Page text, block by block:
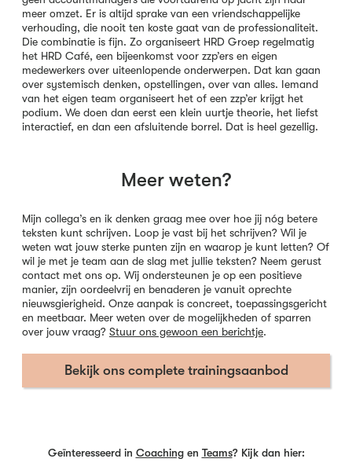
meer omzet. Er is altijd sprake van een vriendschappelijke
verhouding, die nooit ten koste gaat van de professionaliteit.
Die combinatie is fijn. Zo organiseert HRD Groep regelmatig
het HRD Café, een bijeenkomst voor zzp’ers en eigen
medewerkers over uiteenlopende onderwerpen. Dat kan gaan
over systemisch denken, opstellingen, over van alles. Iemand
van het eigen team organiseert het of een zzp’er krijgt het
podium. We doen dan eerst een klein uurtje theorie, het liefst
interactief, en dan een afsluitende borrel. Dat is heel gezellig.
Meer weten?
Mijn collega’s en ik denken graag mee over hoe jij nóg betere
teksten kunt schrijven. Loop je vast bij het schrijven? Wil je
weten wat jouw sterke punten zijn en waarop je kunt letten? Of
wil je met je team aan de slag met jullie teksten? Neem gerust
contact met ons op. Wij ondersteunen je op een positieve
manier, zijn oordeelvrij en benaderen je vanuit oprechte
nieuwsgierigheid. Onze aanpak is concreet, toepassingsgericht
en meetbaar. Meer weten over de mogelijkheden of sparren
over jouw vraag? Stuur ons gewoon een berichtje.
Bekijk ons complete trainingsaanbod
Geïnteresseerd in Coachingen Teams? Kijk dan hier: